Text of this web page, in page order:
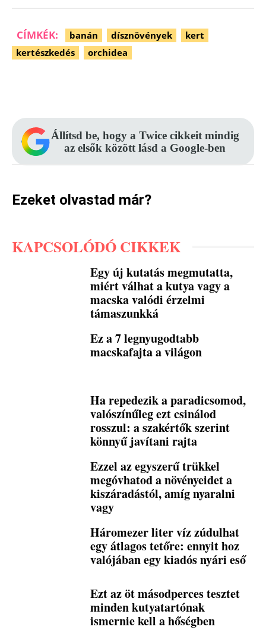
CÍMKÉK: banán dísznövények
kert
kertészkedés
orchidea
Állítsd be, hogy a Twice cikkeit mindig
az elsők között lásd a Google-ben
Ezeket olvastad már?
KAPCSOLÓDÓ CIKKEK
Egy új kutatás megmutatta,
miért válhat a kutya vagy a
macska valódi érzelmi
támaszunkká
Ez a 7 legnyugodtabb
macskafajta a világon
Ha repedezik a paradicsomod,
valószínűleg ezt csinálod
rosszul: a szakértők szerint
könnyű javítani rajta
Ezzel az egyszerű trükkel
megóvhatod a növényeidet a
kiszáradástól, amíg nyaralni
vagy
Háromezer liter víz zúdulhat
egy átlagos tetőre: ennyit hoz
valójában egy kiadós nyári eső
Ezt az öt másodperces tesztet
minden kutyatartónak
ismernie kell a hőségben